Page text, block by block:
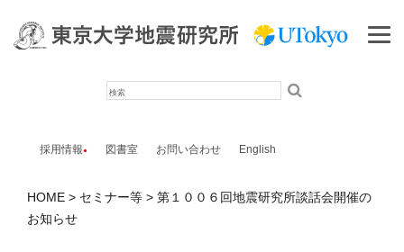
採用情報 図書室 お問い合わせ English
HOME セミナー等
第１００６回地震研究所談話会開催の
お知らせ